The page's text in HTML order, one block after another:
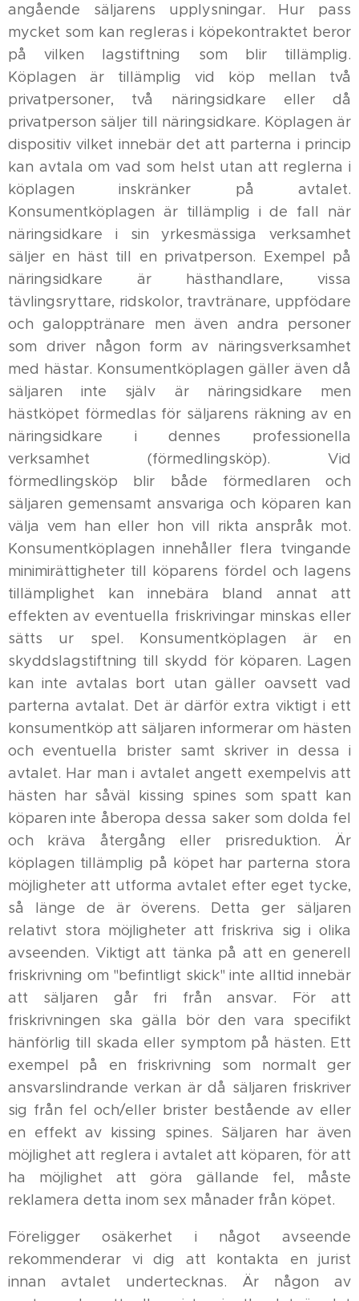
angående säljarens upplysningar. Hur pass
mycket som kan regleras i köpekontraktet beror
på vilken lagstiftning som blir tillämplig.
Köplagen är tillämplig vid köp mellan två
privatpersoner, två näringsidkare eller då
privatperson säljer till näringsidkare. Köplagen är
dispositiv vilket innebär det att parterna i princip
kan avtala om vad som helst utan att reglerna i
köplagen inskränker på avtalet.
Konsumentköplagen är tillämplig i de fall när
näringsidkare i sin yrkesmässiga verksamhet
säljer en häst till en privatperson. Exempel på
näringsidkare är hästhandlare, vissa
tävlingsryttare, ridskolor, travtränare, uppfödare
och galopptränare men även andra personer
som driver någon form av näringsverksamhet
med hästar. Konsumentköplagen gäller även då
säljaren inte själv är näringsidkare men
hästköpet förmedlas för säljarens räkning av en
näringsidkare i dennes professionella
verksamhet (förmedlingsköp). Vid
förmedlingsköp blir både förmedlaren och
säljaren gemensamt ansvariga och köparen kan
välja vem han eller hon vill rikta anspråk mot.
Konsumentköplagen innehåller flera tvingande
minimirättigheter till köparens fördel och lagens
tillämplighet kan innebära bland annat att
effekten av eventuella friskrivingar minskas eller
sätts ur spel. Konsumentköplagen är en
skyddslagstiftning till skydd för köparen. Lagen
kan inte avtalas bort utan gäller oavsett vad
parterna avtalat. Det är därför extra viktigt i ett
konsumentköp att säljaren informerar om hästen
och eventuella brister samt skriver in dessa i
avtalet. Har man i avtalet angett exempelvis att
hästen har såväl kissing spines som spatt kan
köparen inte åberopa dessa saker som dolda fel
och kräva återgång eller prisreduktion. Är
köplagen tillämplig på köpet har parterna stora
möjligheter att utforma avtalet efter eget tycke,
så länge de är överens. Detta ger säljaren
relativt stora möjligheter att friskriva sig i olika
avseenden. Viktigt att tänka på att en generell
friskrivning om "befintligt skick" inte alltid innebär
att säljaren går fri från ansvar. För att
friskrivningen ska gälla bör den vara specifikt
hänförlig till skada eller symptom på hästen. Ett
exempel på en friskrivning som normalt ger
ansvarslindrande verkan är då säljaren friskriver
sig från fel och/eller brister bestående av eller
en effekt av kissing spines. Säljaren har även
möjlighet att reglera i avtalet att köparen, för att
ha möjlighet att göra gällande fel, måste
reklamera detta inom sex månader från köpet.
Föreligger osäkerhet i något avseende
rekommenderar vi dig att kontakta en jurist
innan avtalet undertecknas. Är någon av